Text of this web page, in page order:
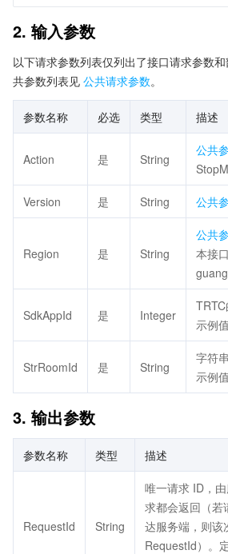
2. 输入参数
以下请求参数列表仅列出了接口请求参数
共参数列表见 公共请求参数。
参数名称 必选 类型 描述
Action 是 String
公共
Version 是 String 公共
Region 是 String
公共
本接
SdkAppId 是 Integer
TRTC
示例
StrRoomId 是 String
字符
示例
3. 输出参数
参数名称 类型 描述
RequestId String
唯一请求 ID，
求都会返回（若
达服务端，则该
RequestId）。